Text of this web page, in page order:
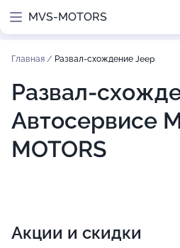
MVS-MOTORS
Главная / Развал-схождение Jeep
Развал-
Автосервисе
MOTORS
Акции и скидки